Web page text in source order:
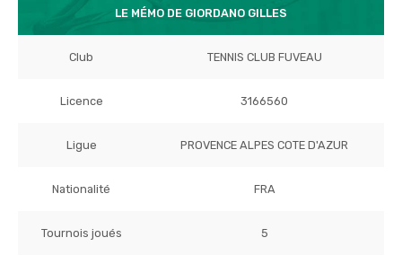
LE MÉMO DE GIORDANO GILLES
Club TENNIS CLUB FUVEAU
Licence 3166560
Ligue PROVENCE ALPES COTE D'AZUR
Nationalité FRA
Tournois joués 5